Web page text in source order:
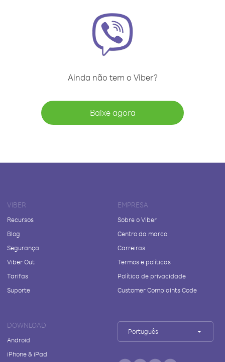
Ainda não tem o Viber?
Baixe agora
VIBER
Recursos
Blog
Segurança
Viber Out
Tarifas
Suporte
EMPRESA
Sobre o Viber
Centro da marca
Carreiras
Termos e políticas
Política de privacidade
Customer Complaints Code
DOWNLOAD
Android
iPhone & iPad
Português